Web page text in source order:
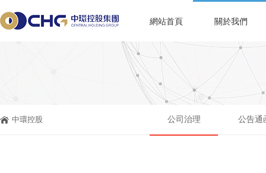
網站首頁 關於我們
中環控股 公司治理 公告通